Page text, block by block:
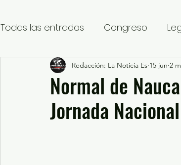
Todas las entradas Congreso
Nacional Estatal
Educación y Cultura Seguridad y
Normal de
Jornada
Redacción: La Noticia Es 15 jun 2